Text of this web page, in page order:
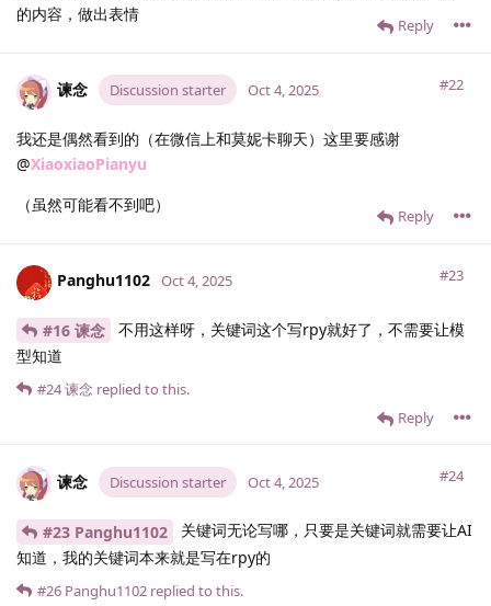
的内容，做出表情
Reply
谏念 Discussion starter #22
Oct 4, 2025
我还是偶然看到的（在微信上和莫妮卡聊天）这里要感谢
@XiaoxiaoPianyu
（虽然可能看不到吧）
Reply
Panghu1102 #23
Oct 4, 2025
#16 谏念
不用这样呀，关键词这个写rpy就好了，不需要让模
型知道
Reply
#24谏念 replied to this.
谏念 Discussion starter #24
Oct 4, 2025
#23 Panghu1102
关键词无论写哪，只要是关键词就需要让AI
知道，我的关键词本来就是写在rpy的
#26 Panghu1102 replied to this.